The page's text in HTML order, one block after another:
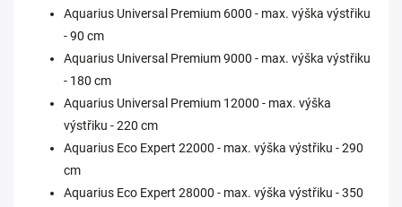
Aquarius Universal Premium 6000 - max. výška výstřiku
- 90 cm
Aquarius Universal Premium 9000 - max. výška výstřiku
- 180 cm
Aquarius Universal Premium 12000 - max. výška
výstřiku - 220 cm
Aquarius Eco Expert 22000 - max. výška výstřiku - 290
cm
Aquarius Eco Expert 28000 - max. výška výstřiku - 350